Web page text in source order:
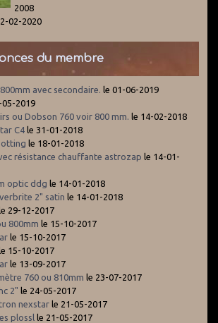
2008
02-2020
du membre
avec secondaire. le 01-06-2019
05-2019
ou Dobson 760 voir 800 mm. le 14-02-2018
C4 le 31-01-2018
le 18-01-2018
résistance chauffante astrozap le 14-01-
optic ddg le 14-01-2018
2" satin le 14-01-2018
29-12-2017
800mm le 15-10-2017
le 15-10-2017
15-10-2017
le 13-09-2017
760 ou 810mm le 23-07-2017
2" le 24-05-2017
nexstar le 21-05-2017
plossl le 21-05-2017